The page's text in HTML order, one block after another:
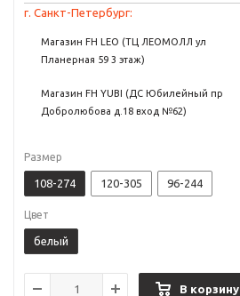
г. Санкт-Петербург:
Магазин FH LEO (ТЦ ЛЕОМОЛЛ ул
Планерная 59 3 этаж)
Магазин FH YUBI (ДС Юбилейный пр
Добролюбова д.18 вход №62)
Размер
108-274 120-305 96-244
Цвет
белый
В корзину